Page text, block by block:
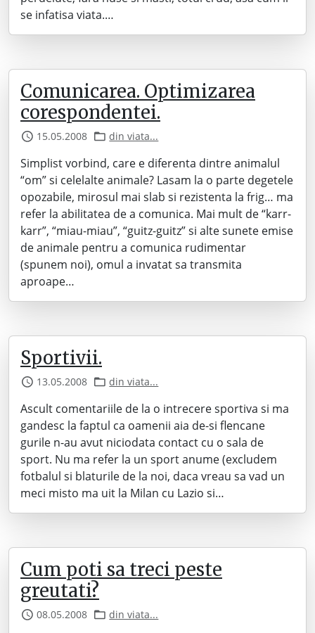
se infatisa viata.…
Comunicarea. Optimizarea
corespondentei.
15.05.2008 din viata...
Simplist vorbind, care e diferenta dintre animalul
“om” si celelalte animale? Lasam la o parte degetele
opozabile, mirosul mai slab si rezistenta la frig… ma
refer la abilitatea de a comunica. Mai mult de “karr-
karr”, “miau-miau”, “guitz-guitz” si alte sunete emise
de animale pentru a comunica rudimentar
(spunem noi), omul a invatat sa transmita
aproape…
Sportivii.
13.05.2008 din viata...
Ascult comentariile de la o intrecere sportiva si ma
gandesc la faptul ca oamenii aia de-si flencane
gurile n-au avut niciodata contact cu o sala de
sport. Nu ma refer la un sport anume (excludem
fotbalul si blaturile de la noi, daca vreau sa vad un
meci misto ma uit la Milan cu Lazio si…
Cum poti sa treci peste
greutati?
08.05.2008 din viata...